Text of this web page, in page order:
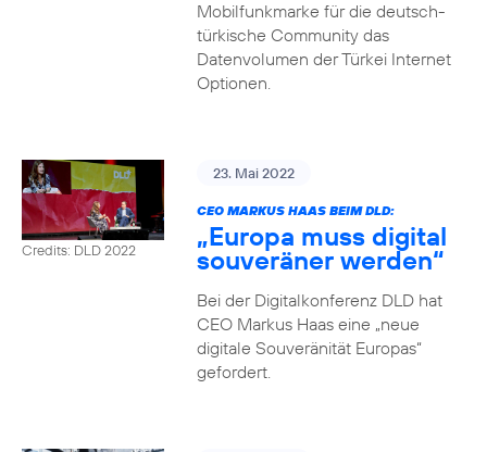
Mobilfunkmarke für die deutsch-
türkische Community das
Datenvolumen der Türkei Internet
Optionen.
Credits: DLD 2022
23. Mai 2022
CEO MARKUS HAAS BEIM DLD:
„Europa muss digital
souveräner werden“
Bei der Digitalkonferenz DLD hat
CEO Markus Haas eine „neue
digitale Souveränität Europas“
gefordert.